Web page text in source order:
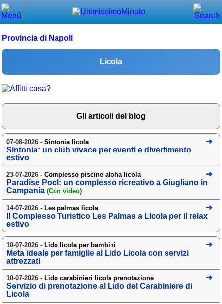
Provincia di Napoli
Licola
Gli articoli del blog
07-08-2026 - Sintonia licola
Sintonia: un club vivace per eventi e divertimento
estivo
23-07-2026 - Complesso piscine aloha licola
Paradise Pool: un complesso ricreativo a Giugliano in
Campania (Con video)
14-07-2026 - Les palmas licola
Il Complesso Turistico Les Palmas a Licola per il relax
estivo
10-07-2026 - Lido licola per bambini
Meta ideale per famiglie al Lido Licola con servizi
attrezzati
10-07-2026 - Lido carabinieri licola prenotazione
Servizio di prenotazione al Lido del Carabiniere di
Licola
Menù principale
⌂ Home
🕐 First Minute
Trova vicino a te
➕ Inserisci annuncio
Blog
Eventi e cose da vedere
➕ Segnala evento
Area riservata
Chi siamo
Blog
Eventi e cose da vedere